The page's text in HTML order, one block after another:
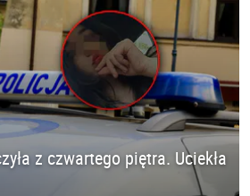
z czwartego piętra. Uciekła